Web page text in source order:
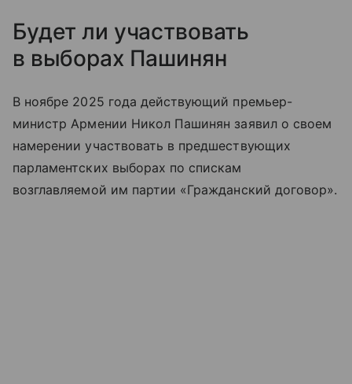
Будет ли участвовать
в выборах Пашинян
В ноябре 2025 года действующий премьер-
министр Армении Никол Пашинян заявил о своем
намерении участвовать в предшествующих
парламентских выборах по спискам
возглавляемой им партии «Гражданский договор».